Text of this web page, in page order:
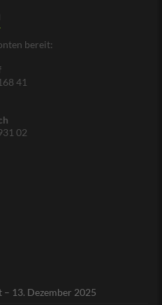
bereit:
41
02
13. Dezember 2025